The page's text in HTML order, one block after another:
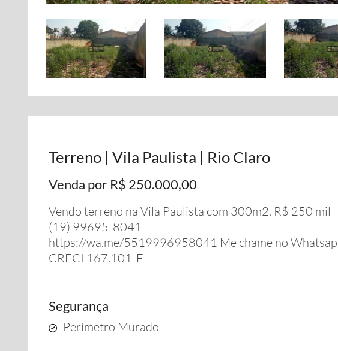
Terreno | Vila Paulista | Rio Claro
Venda por R$ 250.000,00
Vendo terreno na Vila Paulista com 300m2. R$ 250 mil
(19) 99695-8041
https://wa.me/5519996958041 Me chame no
CRECI 167.101-F
Segurança
Perímetro Murado